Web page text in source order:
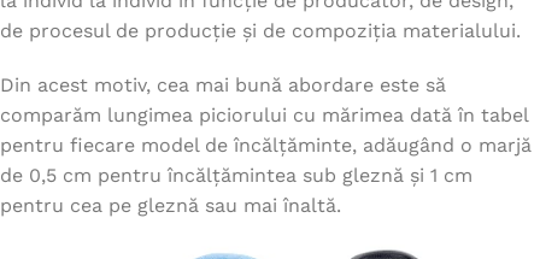
de procesul de producție și de compoziția materialului.
Din acest motiv, cea mai bună abordare este să
comparăm lungimea piciorului cu mărimea dată în tabel
pentru fiecare model de încălțăminte, adăugând o marjă
de 0,5 cm pentru încălțămintea sub gleznă și 1 cm
pentru cea pe gleznă sau mai înaltă.